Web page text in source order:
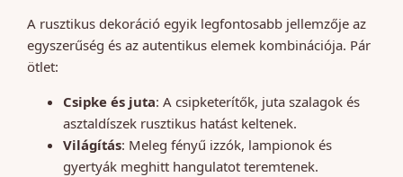
A rusztikus dekoráció egyik legfontosabb jellemzője az
egyszerűség és az autentikus elemek kombinációja. Pár
ötlet:
Csipke és juta: A csipketerítők, juta szalagok és
asztaldíszek rusztikus hatást keltenek.
Világítás: Meleg fényű izzók, lampionok és
gyertyák meghitt hangulatot teremtenek.